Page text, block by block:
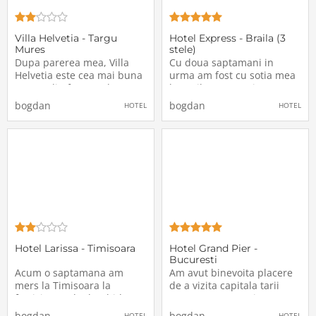
Villa Helvetia - Targu
Mures
Dupa parerea mea, Villa
Helvetia este cea mai buna
cazare din frumosul oras
Targu Mures, pentru ca am
avut parte de tot ceea ce
am avut nevoie pentru
bogdan HOTEL
Hotel Express - Braila (3
stele)
Cu doua saptamani in
urma am fost cu sotia mea
la Braila pentru niste
treburi personale, insa a
trebuit sa stam 3 zile, de
aceea am ales sa cautam
bogdan HOTEL
Hotel Larissa - Timisoara
Acum o saptamana am
mers la Timisoara la
festivitatea de deschidere a
facultatii mele, acolo unde
Hotel Grand Pier -
Bucuresti
Am avut binevoita placere
de a vizita capitala tarii
noastre, Bucuresti, care
dupa parerea mea este un